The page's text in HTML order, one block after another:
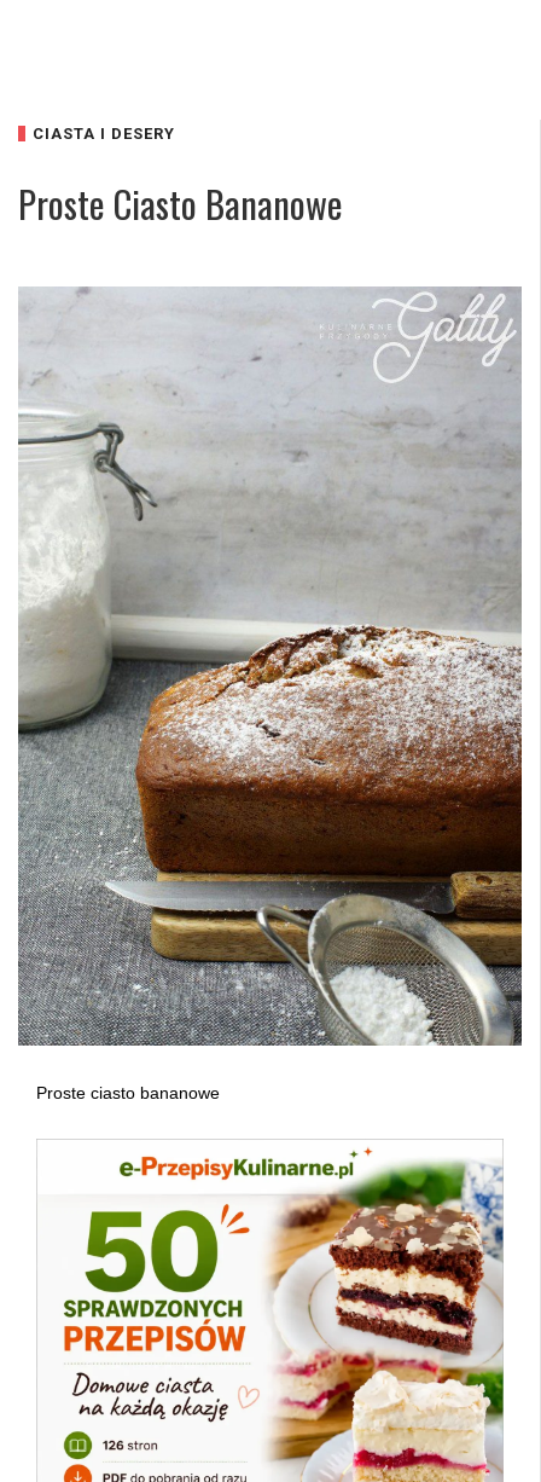
CIASTA I DESERY
Proste Ciasto Bananowe
Proste ciasto bananowe